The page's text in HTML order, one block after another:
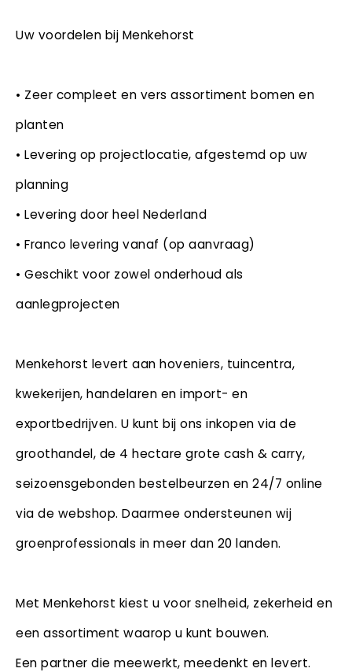
Uw voordelen bij Menkehorst
• Zeer compleet en vers assortiment bomen en
planten
• Levering op projectlocatie, afgestemd op uw
planning
• Levering door heel Nederland
• Franco levering vanaf (op aanvraag)
• Geschikt voor zowel onderhoud als
aanlegprojecten
Menkehorst levert aan hoveniers, tuincentra,
kwekerijen, handelaren en import- en
exportbedrijven. U kunt bij ons inkopen via de
groothandel, de 4 hectare grote cash & carry,
seizoensgebonden bestelbeurzen en 24/7 online
via de webshop. Daarmee ondersteunen wij
groenprofessionals in meer dan 20 landen.
Met Menkehorst kiest u voor snelheid, zekerheid en
een assortiment waarop u kunt bouwen.
Een partner die meewerkt, meedenkt en levert.